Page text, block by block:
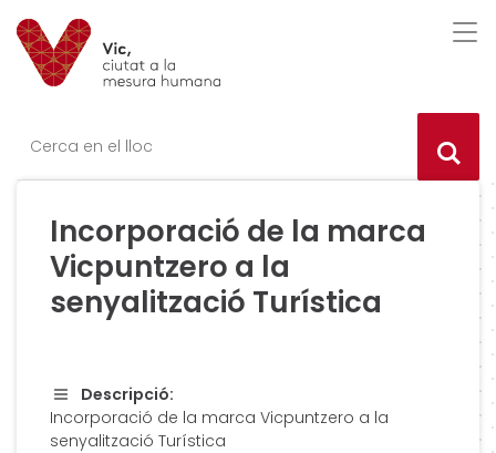
Saltar al contingut
Saltar a la navegació
Informació de contacte
Incorporació de la marca
Vicpuntzero a la
senyalització Turística
Descripció:
Incorporació de la marca Vicpuntzero a la
senyalització Turística